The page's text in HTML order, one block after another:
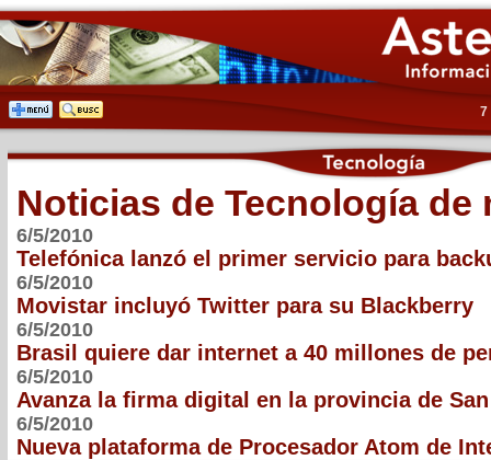
7
Noticias de Tecnología de
6/5/2010
Telefónica lanzó el primer servicio para
6/5/2010
Movistar incluyó Twitter para su Blackberry
6/5/2010
Brasil quiere dar internet a 40 millones de
6/5/2010
Avanza la firma digital en la provincia de
6/5/2010
Nueva plataforma de Procesador Atom de